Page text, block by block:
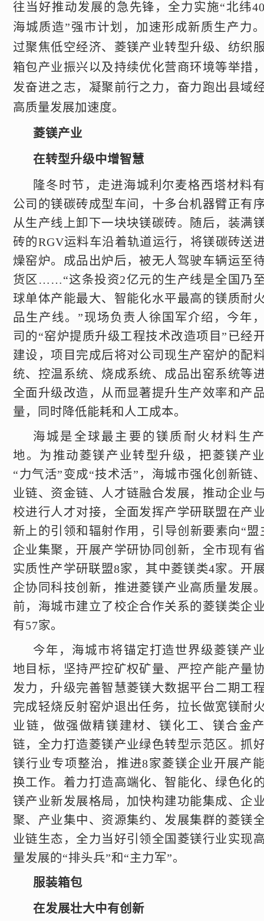
往当好推动发展的急先锋，全力实施“北纬
海城质造”强市计划，加速形成新质生产力
过聚焦低空经济、菱镁产业转型升级、纺织
箱包产业振兴以及持续优化营商环境等举措
发奋进之志，凝聚前行之力，奋力跑出县域
高质量发展加速度。
菱镁产业
在转型升级中增智慧
隆冬时节，走进海城利尔麦格西塔材料
公司的镁碳砖成型车间，十多台机器臂正有
从生产线上卸下一块块镁碳砖。随后，装满
砖的RGV运料车沿着轨道运行，将镁碳砖送
燥窑炉。成品出炉后，被无人驾驶车辆运至
货区……“这条投资2亿元的生产线是全国乃
球单体产能最大、智能化水平最高的镁质耐
品生产线。”现场负责人徐国军介绍，今年
司的“窑炉提质升级工程技术改造项目”已经
建设，项目完成后将对公司现生产窑炉的配
统、控温系统、烧成系统、成品出窑系统等
全面升级改造，从而显著提升生产效率和产
量，同时降低能耗和人工成本。
海城是全球最主要的镁质耐火材料生
地。为推动菱镁产业转型升级，把菱镁产
“力气活”变成“技术活”，海城市强化创新链
业链、资金链、人才链融合发展，推动企业
校进行人才对接，全面发挥产学研联盟在产
新上的引领和辐射作用，引导创新要素向“盟
企业集聚，开展产学研协同创新，全市现有
实质性产学研联盟8家，其中菱镁类4家。开
企协同科技创新，推进菱镁产业高质量发展
前，海城市建立了校企合作关系的菱镁类企
有57家。
今年，海城市将锚定打造世界级菱镁产
地目标，坚持严控矿权矿量、严控产能产量
发力，升级完善智慧菱镁大数据平台二期工
完成轻烧反射窑炉退出任务，拉长做宽镁耐
业链，做强做精镁建材、镁化工、镁合金
链，全力打造菱镁产业绿色转型示范区。抓
镁行业专项整治，推进8家菱镁企业开展产
换工作。着力打造高端化、智能化、绿色化
镁产业新发展格局，加快构建功能集成、企
聚、产业集中、资源集约、发展集群的菱镁
业链生态，全力当好引领全国菱镁行业实现
量发展的“排头兵”和“主力军”。
服装箱包
在发展壮大中有创新